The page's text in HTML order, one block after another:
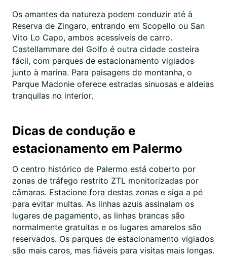
Os amantes da natureza podem conduzir até à
Reserva de Zingaro, entrando em Scopello ou San
Vito Lo Capo, ambos acessíveis de carro.
Castellammare del Golfo é outra cidade costeira
fácil, com parques de estacionamento vigiados
junto à marina. Para paisagens de montanha, o
Parque Madonie oferece estradas sinuosas e aldeias
tranquilas no interior.
Dicas de condução e
estacionamento em Palermo
O centro histórico de Palermo está coberto por
zonas de tráfego restrito ZTL monitorizadas por
câmaras. Estacione fora destas zonas e siga a pé
para evitar multas. As linhas azuis assinalam os
lugares de pagamento, as linhas brancas são
normalmente gratuitas e os lugares amarelos são
reservados. Os parques de estacionamento vigiados
são mais caros, mas fiáveis para visitas mais longas.